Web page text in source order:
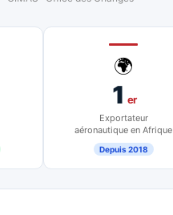
🌍
1 er
Exportateur
aéronautique en Afrique
Depuis 2018